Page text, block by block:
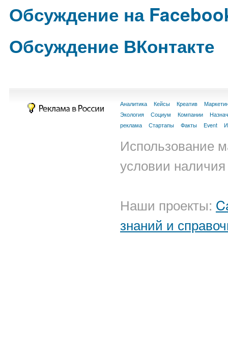
Обсуждение на
Обсуждение ВКонтакте
Аналитика Кейсы Креатив
Экология
Социум Компании
реклама
Стартапы Факты Event
Использование
условии
Наши проекты:
знаний и